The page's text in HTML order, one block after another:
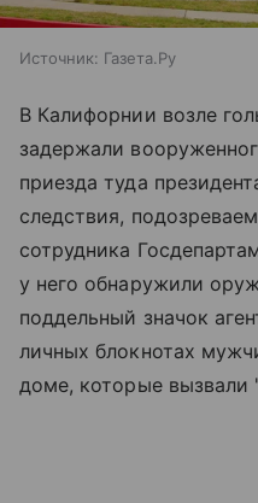
Источник: Газета.Ру
В Калифорнии возле
задержали
приезда туда
следствия,
сотрудника
у него обнаружили
поддельный значок
личных блокнотах
доме, которые вызвали